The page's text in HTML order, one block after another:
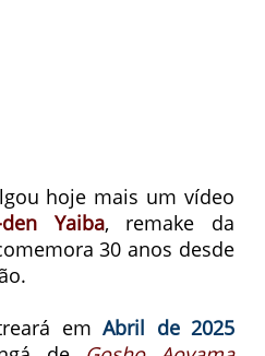
hoje mais um vídeo
Yaiba, remake da
30 anos desde
emAbril de 2025